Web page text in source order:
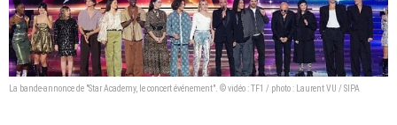
La bande-annonce de "Star Academy, le concert événement". © vidéo : TF1 / photo : Laurent VU / SIPA